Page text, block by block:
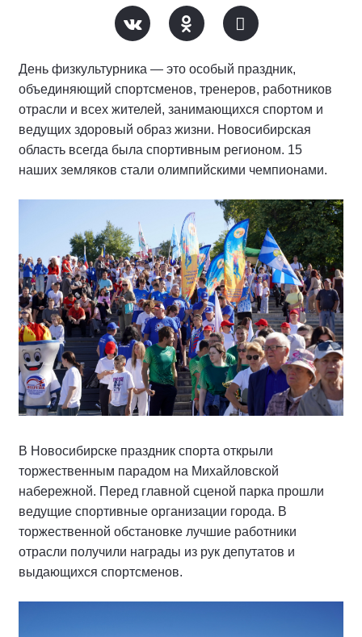
День физкультурника — это особый праздник,
объединяющий спортсменов, тренеров, работников
отрасли и всех жителей, занимающихся спортом и
ведущих здоровый образ жизни. Новосибирская
область всегда была спортивным регионом. 15
наших земляков стали олимпийскими чемпионами.
В Новосибирске праздник спорта открыли
торжественным парадом на Михайловской
набережной. Перед главной сценой парка прошли
ведущие спортивные организации города. В
торжественной обстановке лучшие работники
отрасли получили награды из рук депутатов и
выдающихся спортсменов.